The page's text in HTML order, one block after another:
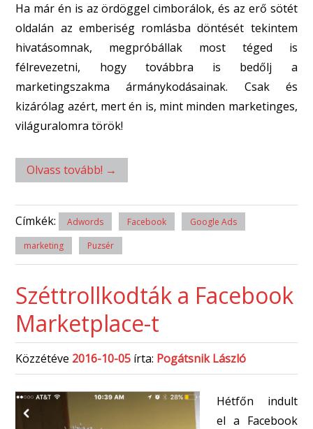
Ha már én is az ördöggel cimborálok, és az erő sötét
oldalán az emberiség romlásba döntését tekintem
hivatásomnak, megpróbállak most téged is
félrevezetni, hogy továbbra is bedőlj a
marketingszakma ármánykodásainak. Csak és
kizárólag azért, mert én is, mint minden marketinges,
világuralomra török!
Olvass tovább! →
Címkék: Adwords Facebook Google Ads
marketing Puzsér
Széttrollkodták a Facebook
Marketplace-t
Közzétéve 2016-10-05 írta: Pogátsnik László
Hétfőn indult
el a Facebook